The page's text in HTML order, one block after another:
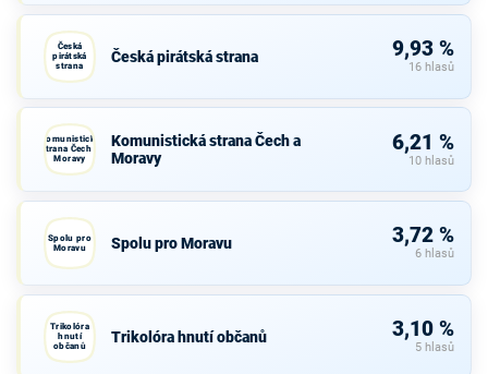
Česká
pirátská
strana
Česká pirátská strana 9,93 %
16 hlasů
Komunistická
strana Čech a
Moravy
Komunistická strana Čech a
Moravy
6,21 %
10 hlasů
Spolu pro
Moravu
Spolu pro Moravu 3,72 %
6 hlasů
Trikolóra
hnutí
občanů
Trikolóra hnutí občanů 3,10 %
5 hlasů